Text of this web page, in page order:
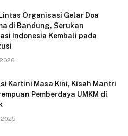
Organisasi Gelar Doa
di Bandung, Serukan
Indonesia Kembali pada
Kartini Masa Kini, Kisah Mantri
Pemberdaya UMKM di